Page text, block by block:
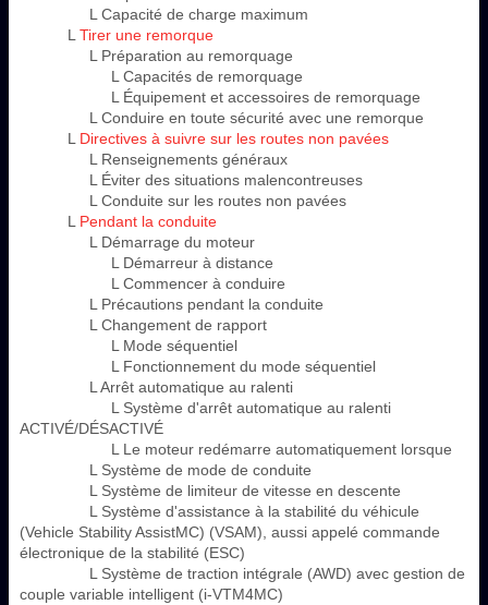
L Capacité de charge maximum
LTirer une remorque
L Préparation au remorquage
L Capacités de remorquage
L Équipement et accessoires de remorquage
L Conduire en toute sécurité avec une remorque
L Directives à suivre sur les routes non pavées
L Renseignements généraux
L Éviter des situations malencontreuses
L Conduite sur les routes non pavées
L Pendant la conduite
L Démarrage du moteur
L Démarreur à distance
L Commencer à conduire
L Précautions pendant la conduite
L Changement de rapport
L Mode séquentiel
L Fonctionnement du mode séquentiel
L Arrêt automatique au ralenti
L Système d'arrêt automatique au ralenti
ACTIVÉ/DÉSACTIVÉ
L Le moteur redémarre automatiquement lorsque
L Système de mode de conduite
L Système de limiteur de vitesse en descente
L Système d'assistance à la stabilité du véhicule
(Vehicle Stability AssistMC) (VSAM), aussi appelé commande
électronique de la stabilité (ESC)
L Système de traction intégrale (AWD) avec gestion de
couple variable intelligent (i-VTM4MC)